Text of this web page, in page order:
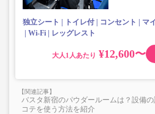
独立シート トイレ付 コンセント マ
Wi-Fi
レッグレスト
大人 ¥12,600〜
バスタ新宿のパウダールームは？設備
コテを使う方法を紹介